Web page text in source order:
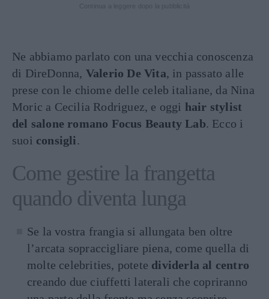
Ne abbiamo parlato con una vecchia conoscenza
di DireDonna, Valerio De Vita, in passato alle
prese con le chiome delle celeb italiane, da Nina
Moric a Cecilia Rodriguez, e oggi hair stylist
del salone romano Focus Beauty Lab. Ecco i
suoi consigli.
Come gestire la frangetta
quando diventa lunga
Se la vostra frangia si allungata ben oltre
l’arcata sopraccigliare piena, come quella di
molte celebrities, potete dividerla al centro
creando due ciuffetti laterali che copriranno